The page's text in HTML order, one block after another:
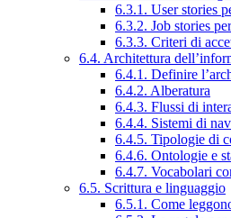
6.3.1. User stories
6.3.2. Job stories
6.3.3. Criteri di
6.4. Architettura
6.4.1. Definire
6.4.2. Alberatura
6.4.3. Flussi di
6.4.4. Sistemi di
6.4.5. Tipologie di
6.4.6. Ontologie e
6.4.7. Vocabolari
6.5. Scrittura e linguaggio
6.5.1. Come